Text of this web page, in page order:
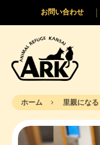
お問い合わせ
ホーム 里親になる